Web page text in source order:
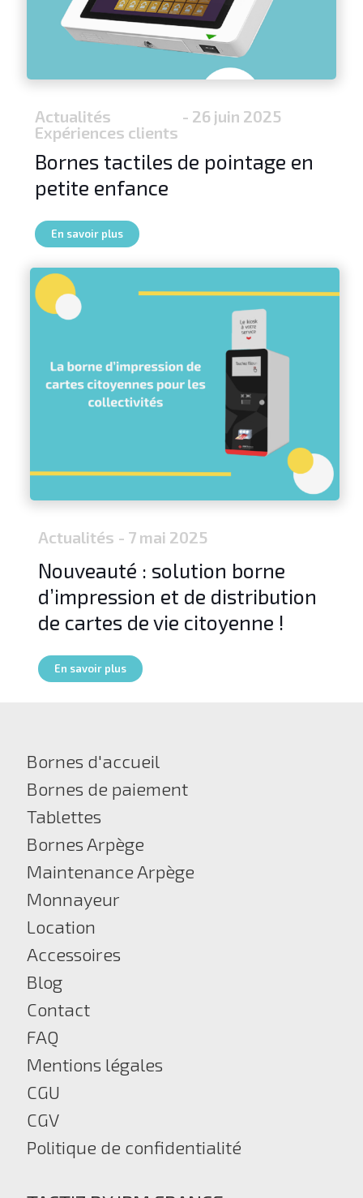
Actualités
Expériences clients
- 26 juin 2025
Bornes tactiles de pointage en
petite enfance
En savoir plus
Actualités - 7 mai 2025
Nouveauté : solution borne
d’impression et de distribution
de cartes de vie citoyenne !
En savoir plus
Bornes d'accueil
Bornes de paiement
Tablettes
Bornes Arpège
Maintenance Arpège
Monnayeur
Location
Accessoires
Blog
Contact
FAQ
Mentions légales
CGU
CGV
Politique de confidentialité